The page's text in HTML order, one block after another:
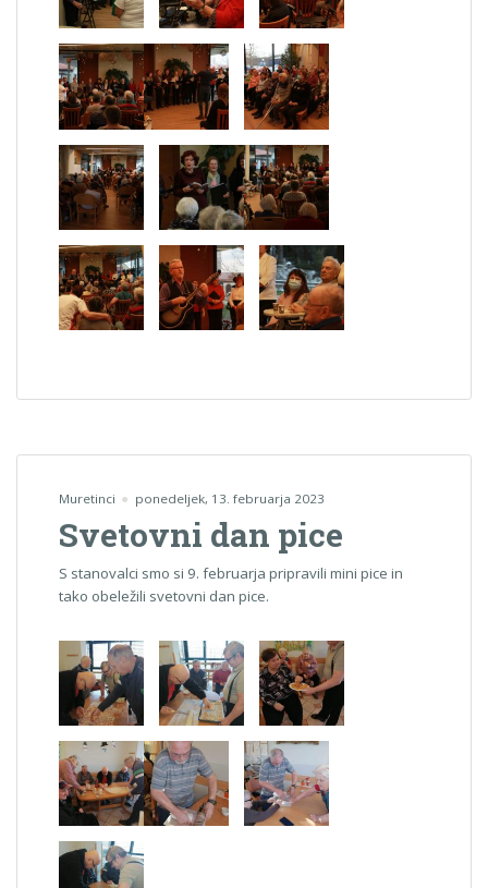
Muretinci ponedeljek, 13. februarja 2023
Svetovni dan pice
S stanovalci smo si 9. februarja pripravili mini pice in
tako obeležili svetovni dan pice.